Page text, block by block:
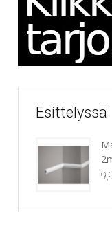
Esittelyssä